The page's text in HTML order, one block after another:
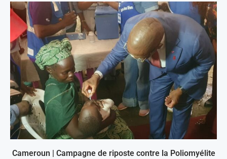
Cameroun | Campagne de riposte contre la Poliomyélite